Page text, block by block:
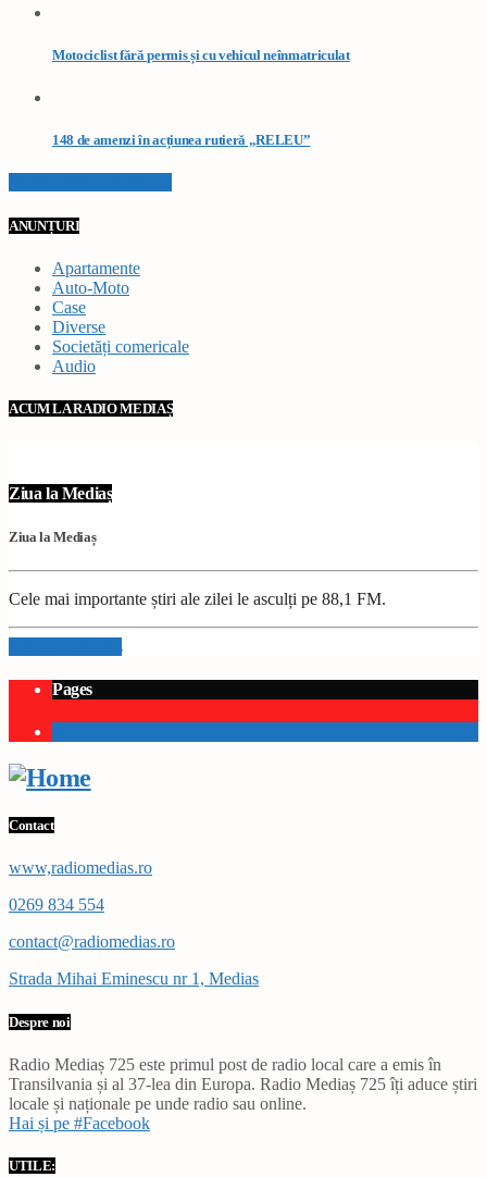
Motociclist fără permis și cu vehicul neînmatriculat
148 de amenzi în acțiunea rutieră „RELEU”
ANUNȚURI
Apartamente
Auto-Moto
Case
Diverse
Societăți comericale
Audio
ACUM LA RADIO MEDIAȘ
Ziua la Mediaș
Ziua la Mediaș
Cele mai importante știri ale zilei le asculți pe 88,1 FM.
Info and episodes
Pages
Contact
www,radiomedias.ro
0269 834 554
contact@radiomedias.ro
Strada Mihai Eminescu nr 1, Medias
Despre noi
Radio Mediaș 725 este primul post de radio local care a emis în
Transilvania și al 37-lea din Europa. Radio Mediaș 725 îți aduce știri
locale și naționale pe unde radio sau online.
Hai și pe #Facebook
UTILE: